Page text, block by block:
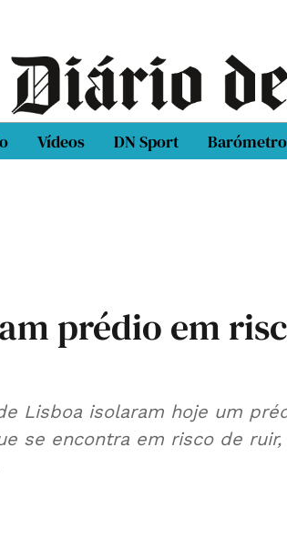
Vídeos DN Sport
prédio em
Lisboa isolaram hoje um
se encontra em risco de ruir,